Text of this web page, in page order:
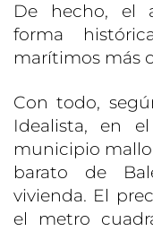
De hecho, el
forma
marítimos más
Con todo,
Idealista, en
municipio
barato de
vivienda. El
el metro